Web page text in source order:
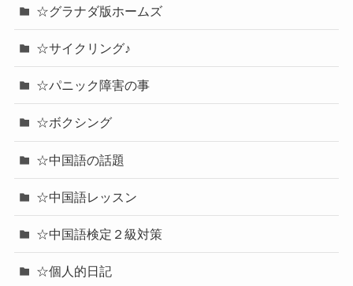
☆グラナダ版ホームズ
☆サイクリング♪
☆パニック障害の事
☆ボクシング
☆中国語の話題
☆中国語レッスン
☆中国語検定２級対策
☆個人的日記